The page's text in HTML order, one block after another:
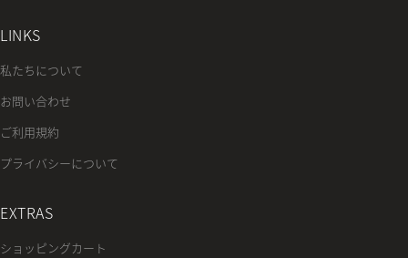
LINKS
私たちについて
お問い合わせ
ご利用規約
プライバシーについて
EXTRAS
ショッピングカート